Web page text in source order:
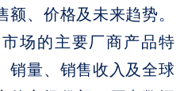
、价格及未来趋势。
场的主要厂商产品特
销量、销售收入及全球